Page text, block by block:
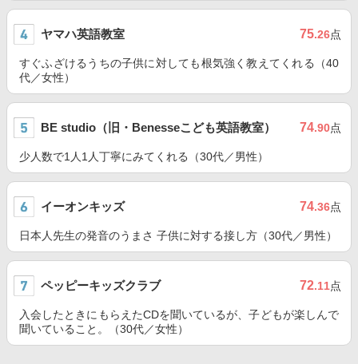
ヤマハ英語教室 75.26点
すぐふざけるうちの子供に対しても根気強く教えてくれる（40
代／女性）
BE studio（旧・Benesseこども英語教室） 74.90点
少人数で1人1人丁寧にみてくれる（30代／男性）
イーオンキッズ 74.36点
日本人先生の発音のうまさ 子供に対する接し方（30代／男性）
ペッピーキッズクラブ 72.11点
入会したときにもらえたCDを聞いているが、子どもが楽しんで
聞いていること。（30代／女性）